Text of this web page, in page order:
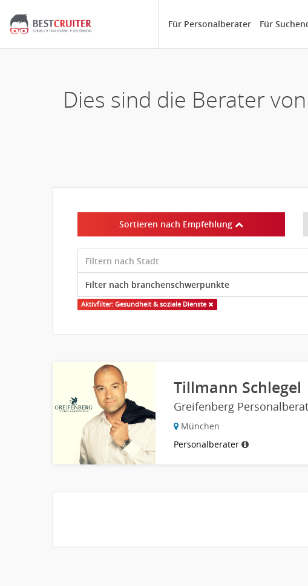
Für Personalberater Für
Dies sind die Berater
Sortieren nach Empfehlung
Aktivfilter: Gesundheit & soziale Dienste
Tillmann Schlegel
Greifenberg
München
Personalberater